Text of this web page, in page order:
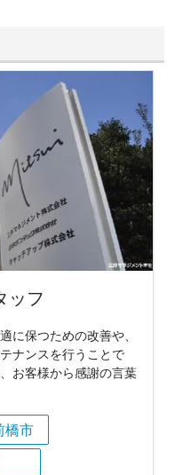
ッフ
に保つための改善や、
ナンスを行うことで
お客様から感謝の言葉
橋市